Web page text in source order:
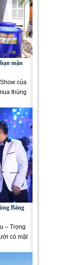
mặn
của
thùng
Bằng
– Trọng
có mặt